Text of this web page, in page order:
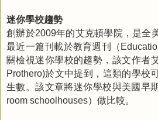
迷你學校趨勢
創辦於2009年的艾克頓學院，是全
最近一篇刊載於教育週刊（
關檢視迷你學校的趨勢，該文作者
Prothero)於文中提到，這類的學校
生數。該文章將迷你學校與美國早
room schoolhouses）做比較。